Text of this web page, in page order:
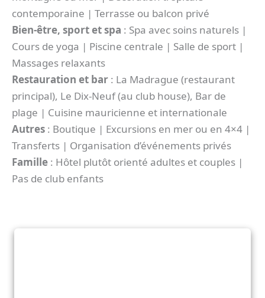
contemporaine | Terrasse ou balcon privé
Bien-être, sport et spa : Spa avec soins naturels |
Cours de yoga | Piscine centrale | Salle de sport |
Massages relaxants
Restauration et bar : La Madrague (restaurant
principal), Le Dix-Neuf (au club house), Bar de
plage | Cuisine mauricienne et internationale
Autres : Boutique | Excursions en mer ou en 4×4 |
Transferts | Organisation d’événements privés
Famille : Hôtel plutôt orienté adultes et couples |
Pas de club enfants